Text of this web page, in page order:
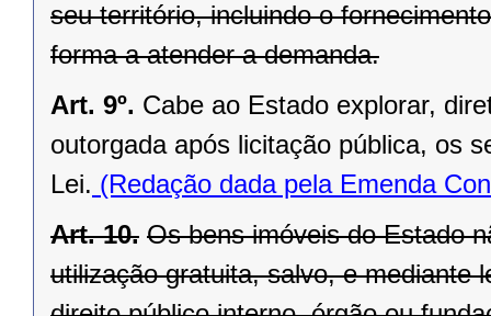
seu território, incluindo o
forma a atender a demanda.
Art. 9º. Cabe ao Estado explorar,
outorgada após licitação pública, os
Lei. (Redação dada pela Emenda
Art. 10. Os bens imóveis do Estado
utilização gratuita, salvo, e mediante